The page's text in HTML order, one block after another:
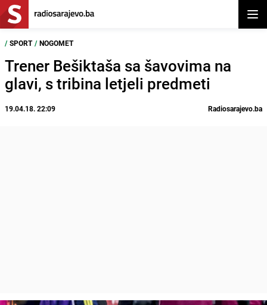
/ SPORT / NOGOMET
Trener Bešiktaša sa šavovima na
glavi, s tribina letjeli predmeti
19.04.18. 22:09 Radiosarajevo.ba